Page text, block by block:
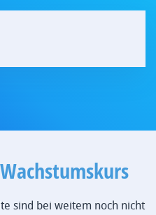
sind bei weitem noch nicht